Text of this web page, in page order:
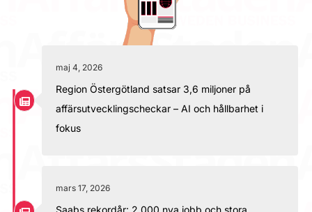
maj 4, 2026
Region Östergötland satsar 3,6 miljoner på
affärsutvecklingscheckar – AI och hållbarhet i
fokus
mars 17, 2026